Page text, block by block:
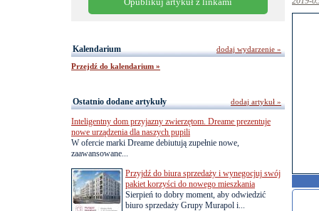
Opublikuj artykuł z linkami
Kalendarium
Przejdź do kalendarium »
dodaj wydarzenie »
Ostatnio dodane artykuły
Inteligentny dom przyjazny zwierzętom. Dreame prezentuje
nowe urządzenia dla naszych pupili
W ofercie marki Dreame debiutują zupełnie nowe,
zaawansowane...
Przyjdź do biura sprzedaży i wynegocjuj swój
pakiet korzyści do nowego mieszkania
Sierpień to dobry moment, aby odwiedzić
biuro sprzedaży Grupy Murapol i...
dodaj artykuł »